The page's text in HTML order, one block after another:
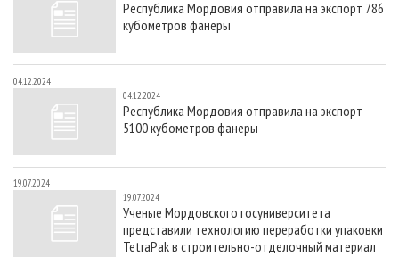
СУШКА ДРЕВЕСИНЫ
ПРОИЗВОДСТВО ДРЕВЕСНЫХ ПЛИТ
ДЕРЕВЯННОЕ ДОМОСТРОЕНИЕ
ПРОИЗВОДСТВО МЕБЕЛИ
БИОЭНЕРГЕТИКА
ЦБП
ИНСТРУМЕНТ И МАТЕРИАЛЫ
ПЕРСОНЫ
МОБИЛЬНЫЕ ВЫСТАВКИ
ПРИОРИТЕТНЫЕ ИНВЕСТПРОЕКТЫ
RUSSIAN FORESTRY REVIEW
ГАЗЕТА ЛЕСПРОМФОРУМ
БИБЛИОТЕКА СПЕЦИАЛИСТА
КОНТАКТЫ
РЕКЛАМА
Республика Мордовия отправила на экспорт 786
кубометров фанеры
04.12.2024
04.12.2024
Республика Мордовия отправила на экспорт
5100 кубометров фанеры
19.07.2024
19.07.2024
Ученые Мордовского госуниверситета
представили технологию переработки упаковки
TetraPak в строительно-отделочный материал